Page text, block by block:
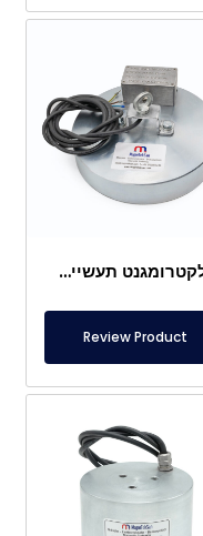
אלקטרומגנט תעשייתי Ø300×60 מ"מ
Review Product